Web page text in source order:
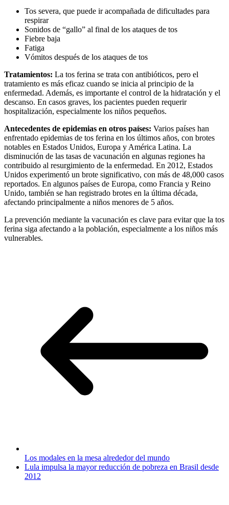
Tos severa, que puede ir acompañada de dificultades para
respirar
Sonidos de “gallo” al final de los ataques de tos
Fiebre baja
Fatiga
Vómitos después de los ataques de tos
Tratamientos: La tos ferina se trata con antibióticos, pero el
tratamiento es más eficaz cuando se inicia al principio de la
enfermedad. Además, es importante el control de la hidratación y el
descanso. En casos graves, los pacientes pueden requerir
hospitalización, especialmente los niños pequeños.
Antecedentes de epidemias en otros países: Varios países han
enfrentado epidemias de tos ferina en los últimos años, con brotes
notables en Estados Unidos, Europa y América Latina. La
disminución de las tasas de vacunación en algunas regiones ha
contribuido al resurgimiento de la enfermedad. En 2012, Estados
Unidos experimentó un brote significativo, con más de 48,000 casos
reportados. En algunos países de Europa, como Francia y Reino
Unido, también se han registrado brotes en la última década,
afectando principalmente a niños menores de 5 años.
La prevención mediante la vacunación es clave para evitar que la tos
ferina siga afectando a la población, especialmente a los niños más
vulnerables.
Los modales en la mesa alrededor del mundo
Lula impulsa la mayor reducción de pobreza en Brasil desde
2012